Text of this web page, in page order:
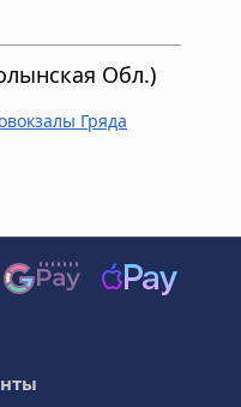
Обл.)
Гряда